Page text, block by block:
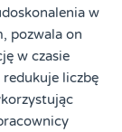
w
pozwala on
w czasie
liczbę